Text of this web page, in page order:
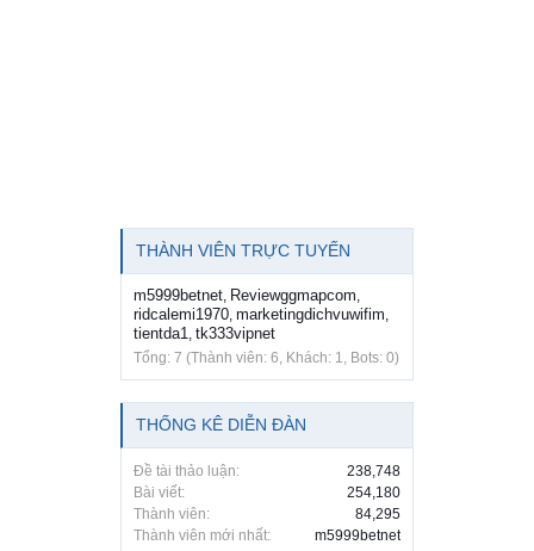
THÀNH VIÊN TRỰC TUYẾN
m5999betnet Reviewggmapcom
ridcalemi1970 marketingdichvuwifim
tientda1 tk333vipnet
Tổng: 7 (Thành viên: 6, Khách: 1, Bots: 0)
THỐNG KÊ DIỄN ĐÀN
Đề tài thảo luận:
238,748
Bài viết:
254,180
Thành viên:
84,295
Thành viên mới nhất:
m5999betnet